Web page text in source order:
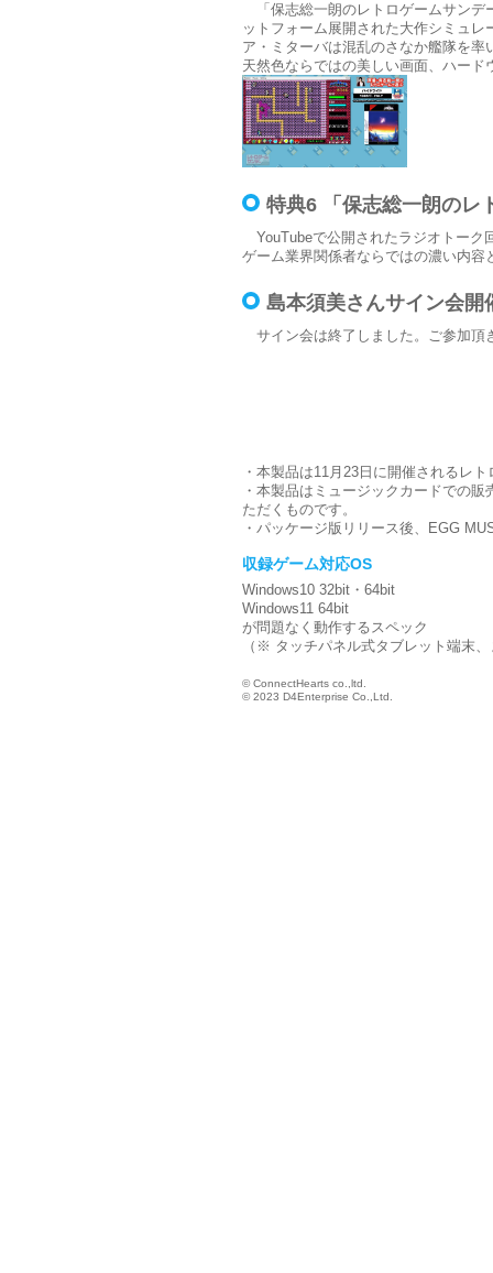
「保志総一朗のレトロゲームサンデ
ットフォーム展開された大作シミュレ
ア・ミターバは混乱のさなか艦隊を
天然色ならではの美しい画面、ハー
特典6 「保志総一朗のレ
YouTubeで公開されたラジオトーク
ゲーム業界関係者ならではの濃い内容
島本須美さんサイン会開
サイン会は終了しました。ご参加頂
・本製品は11月23日に開催されるレ
・本製品はミュージックカードでの
ただくものです。
・パッケージ版リリース後、EGG
収録ゲーム対応OS
Windows10 32bit・64bit
Windows11 64bit
が問題なく動作するスペック
（※ タッチパネル式タブレット端末
© ConnectHearts co.,ltd.
© 2023 D4Enterprise Co.,Ltd.